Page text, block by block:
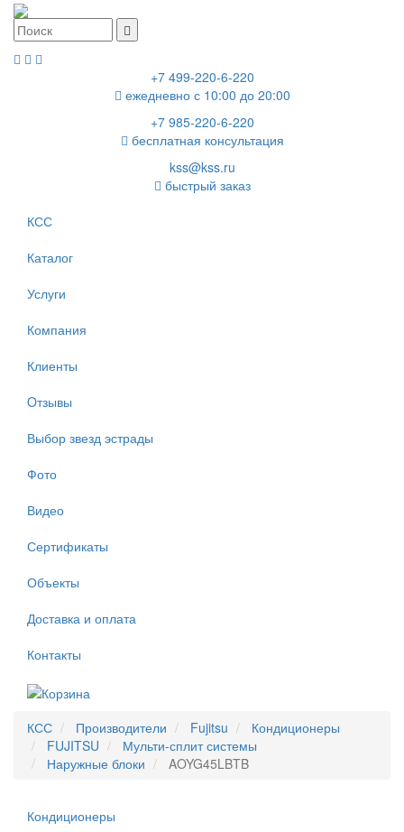
+7 499-220-6-220
ежедневно с 10:00 до 20:00
+7 985-220-6-220
бесплатная консультация
kss@kss.ru
быстрый заказ
КСС
Каталог
Услуги
Компания
Клиенты
Oтзывы
Выбор звезд эстрады
Фото
Видео
Сертификаты
Объекты
Доставка и оплата
Контакты
КСС Производители Fujitsu
Кондиционеры
FUJITSU
Мульти-сплит системы
Наружные блоки
AOYG45LBTB
Кондиционеры